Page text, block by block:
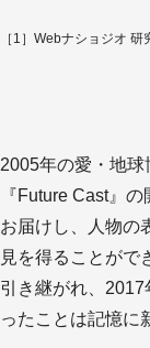
［1］Webナショジオ 研
2005年の愛・地
『Future Cast』
お届けし、人物の
見を得ることがで
引き継がれ、
ったことは記憶に